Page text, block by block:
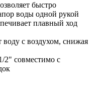
быстро
воды одной рукой
плавный ход
с воздухом, снижая
2" совместимо с